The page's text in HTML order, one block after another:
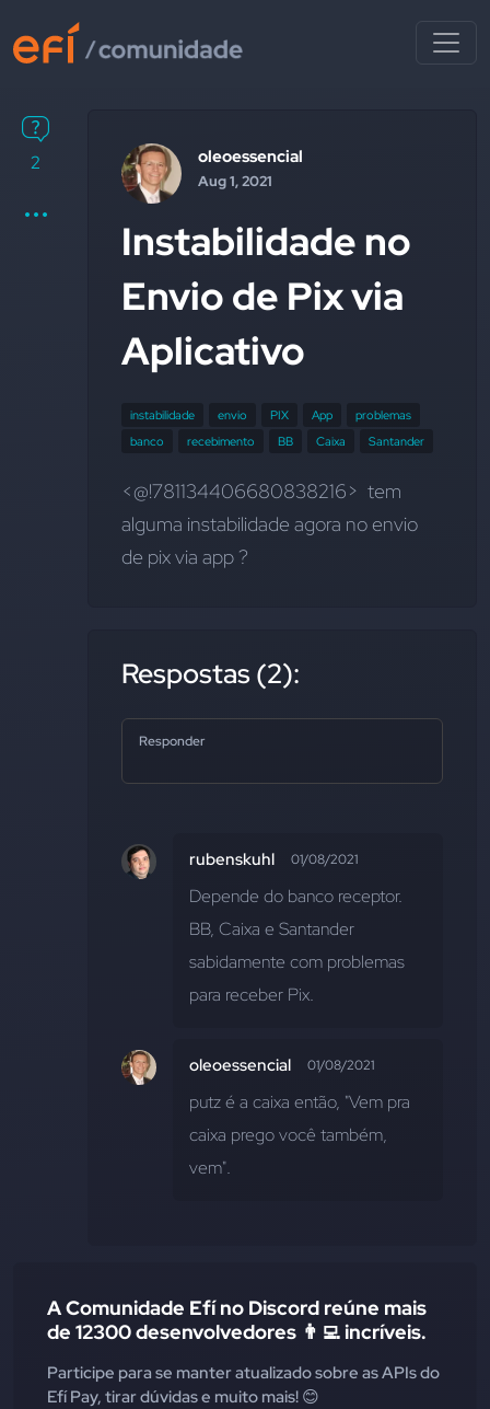
2 oleoessencial
Aug 1, 2021
Instabilidade no
Envio de Pix via
Aplicativo
instabilidade envio PIX App
problemas
banco
recebimento BB Caixa Santander
<@!781134406680838216>  tem
alguma instabilidade agora no envio
de pix via app ?
Respostas (2):
Responder
rubenskuhl 01/08/2021
Depende do banco receptor.
BB, Caixa e Santander
sabidamente com problemas
para receber Pix.
oleoessencial 01/08/2021
putz é a caixa então, "Vem pra
caixa prego você também,
vem".
A Comunidade Efí no Discord reúne mais
de 12300 desenvolvedores 👨‍💻 incríveis.
Participe para se manter atualizado sobre as APIs do
Efí Pay, tirar dúvidas e muito mais! 😊